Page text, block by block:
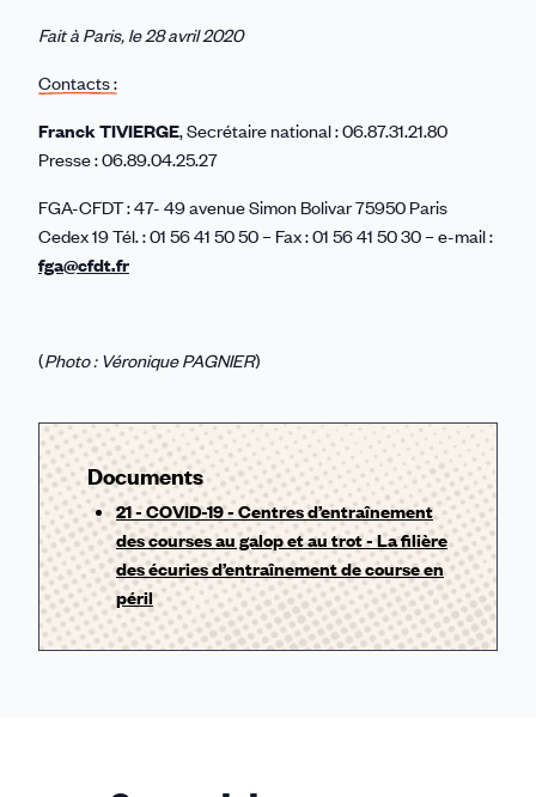
Fait à Paris, le 28 avril 2020
Contacts :
Franck TIVIERGE, Secrétaire national : 06.87.31.21.80
Presse : 06.89.04.25.27
FGA-CFDT : 47- 49 avenue Simon Bolivar 75950 Paris
Cedex 19 Tél. : 01 56 41 50 50 – Fax : 01 56 41 50 30 – e-mail :
fga@cfdt.fr
(Photo : Véronique PAGNIER)
Documents
21 - COVID-19 - Centres d’entraînement
des courses au galop et au trot - La filière
des écuries d’entraînement de course en
péril